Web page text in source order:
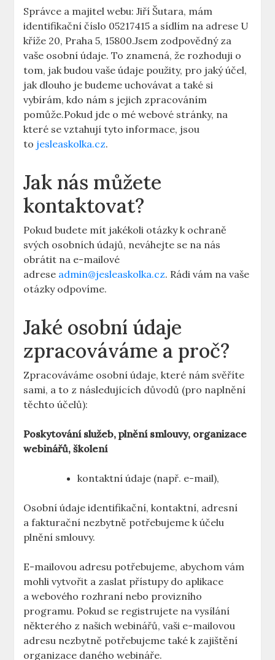
Správce a majitel webu: Jiří Šutara, mám
identifikační číslo 05217415 a sídlím na adrese U
kříže 20, Praha 5, 15800.Jsem zodpovědný za
vaše osobní údaje. To znamená, že rozhoduji o
tom, jak budou vaše údaje použity, pro jaký účel,
jak dlouho je budeme uchovávat a také si
vybírám, kdo nám s jejich zpracováním
pomůže.Pokud jde o mé webové stránky, na
které se vztahují tyto informace, jsou
to jesleaskolka.cz.
Jak nás můžete
kontaktovat?
Pokud budete mít jakékoli otázky k ochraně
svých osobních údajů, neváhejte se na nás
obrátit na e-mailové
adrese admin@jesleaskolka.cz. Rádi vám na vaše
otázky odpovíme.
Jaké osobní údaje
zpracováváme a proč?
Zpracováváme osobní údaje, které nám svěříte
sami, a to z následujících důvodů (pro naplnění
těchto účelů):
Poskytování služeb, plnění smlouvy, organizace
webinářů, školení
kontaktní údaje (např. e-mail),
Osobní údaje identifikační, kontaktní, adresní
a fakturační nezbytně potřebujeme k účelu
plnění smlouvy.
E-mailovou adresu potřebujeme, abychom vám
mohli vytvořit a zaslat přístupy do aplikace
a webového rozhraní nebo provizního
programu. Pokud se registrujete na vysílání
některého z našich webinářů, vaši e-mailovou
adresu nezbytně potřebujeme také k zajištění
organizace daného webináře.